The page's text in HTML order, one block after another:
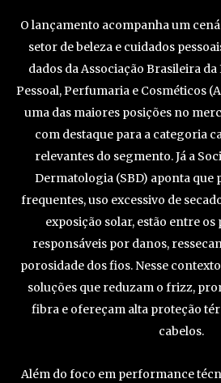
O lançamento acompanha um
setor de beleza e cuidados
dados da Associação Brasileira
Pessoal, Perfumaria e Cosméticos
uma das maiores posições no
com destaque para a categoria
relevantes do segmento. Já a
Dermatologia (SBD) aponta que
frequentes, uso excessivo de
exposição solar, estão entre
responsáveis por danos,
porosidade dos fios. Nesse
soluções que reduzam o frizz,
fibra e ofereçam alta proteção
cabelos.
Além do foco em performance